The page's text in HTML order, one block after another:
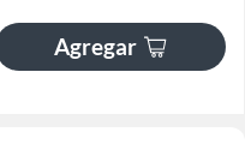
Agregar